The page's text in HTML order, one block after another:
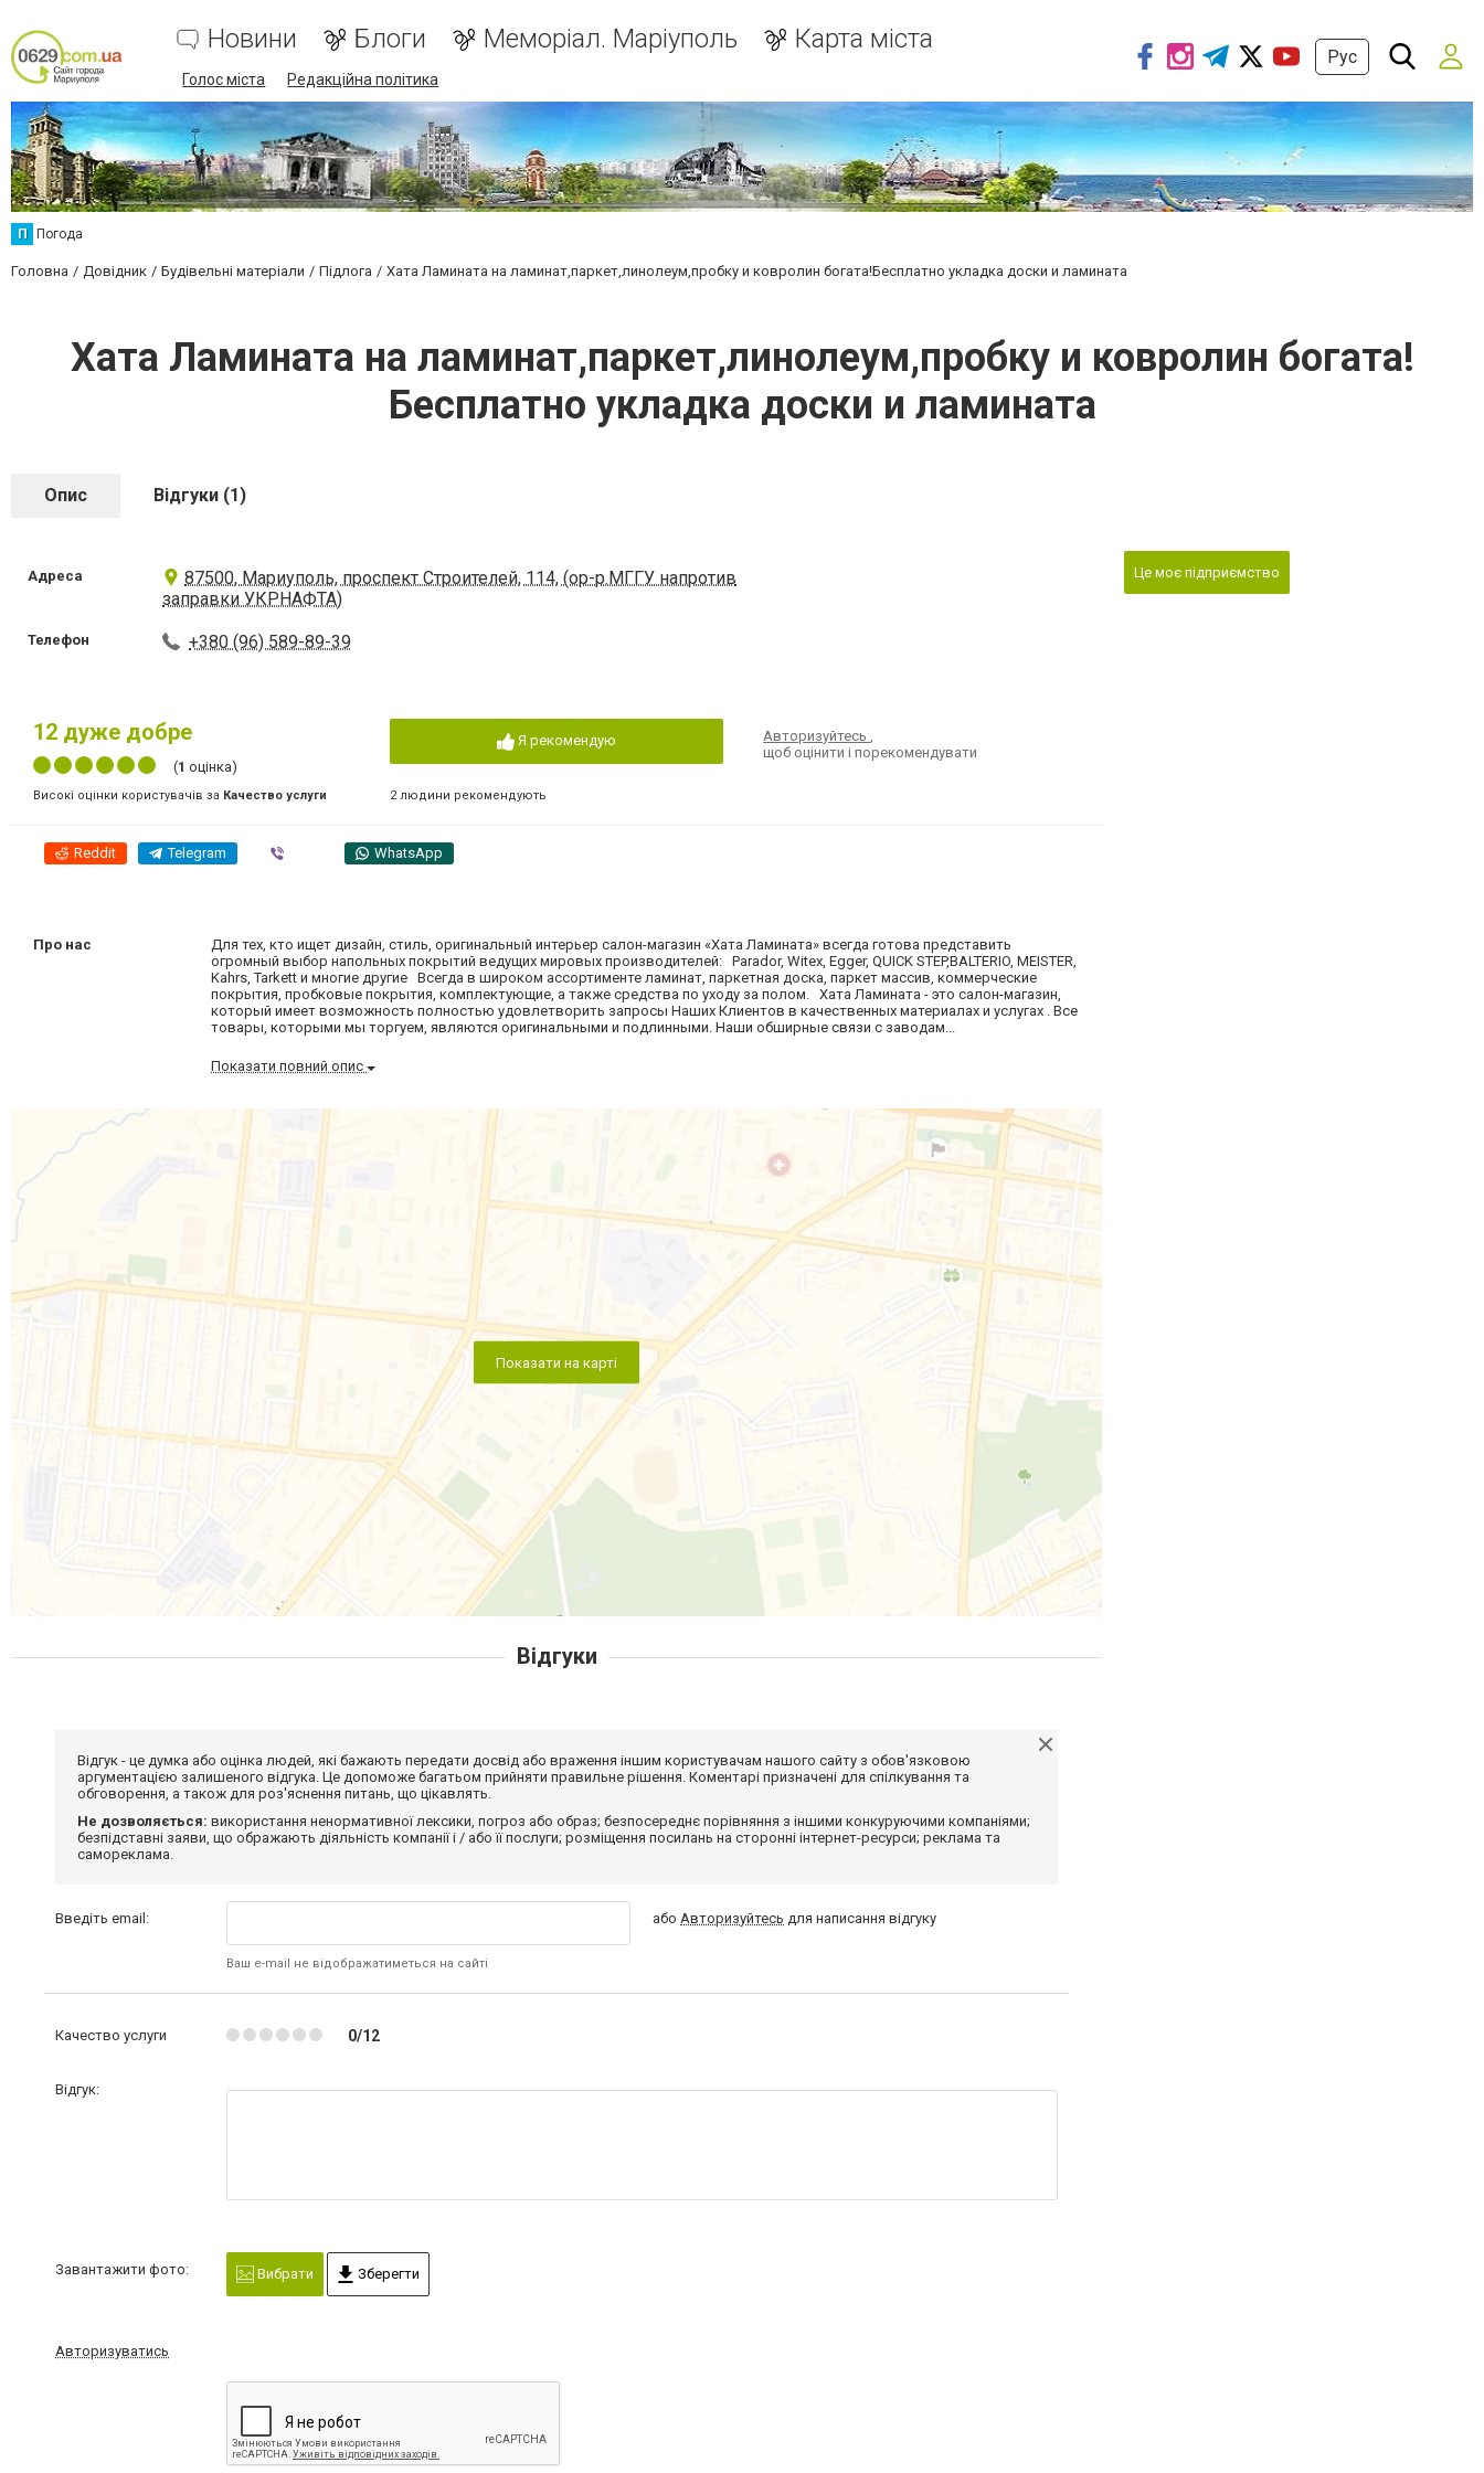
Новини Блоги Меморіал. Маріуполь Карта міста
Голос міста Редакційна політика
Рус
П Погода
Головна Довідник Будівельні матеріали Підлога Хата Ламината на ламинат,паркет,линолеум,пробку и ковролин богата!Бесплатно укладка доски и ламината
Хата Ламината на ламинат,паркет,линолеум,пробку и ковролин богата!
Бесплатно укладка доски и ламината
Опис Відгуки (1)
Адреса
87500, Мариуполь, проспект Строителей, 114, (ор-р.МГГУ напротив
заправки УКРНАФТА)
Телефон +380 (96) 589-89-39
12 дуже добре
(1 оцінка)
Високі оцінки користувачів за Качество услуги
Я рекомендую
2 людини рекомендують
Авторизуйтесь,
щоб оцінити і порекомендувати
Reddit Telegram WhatsApp
Про нас
Для тех, кто ищет дизайн, стиль, оригинальный интерьер салон-магазин «Хата Ламината» всегда готова представить
огромный выбор напольных покрытий ведущих мировых производителей: Parador, Witex, Egger, QUICK STEP,BALTERIO, MEISTER,
Kahrs, Tarkett и многие другие Всегда в широком ассортименте ламинат, паркетная доска, паркет массив, коммерческие
покрытия, пробковые покрытия, комплектующие, а также средства по уходу за полом. Хата Ламината - это салон-магазин,
который имеет возможность полностью удовлетворить запросы Наших Клиентов в качественных материалах и услугах . Все
товары, которыми мы торгуем, являются оригинальными и подлинными. Наши обширные связи с заводам...
Показати повний опис
Показати на карті
Це моє підприємство
Відгуки
Відгук - це думка або оцінка людей, які бажають передати досвід або враження іншим користувачам нашого сайту з обов'язковою
аргументацією залишеного відгука. Це допоможе багатьом прийняти правильне рішення. Коментарі призначені для спілкування та
обговорення, а також для роз'яснення питань, що цікавлять.
Не дозволяється: використання ненормативної лексики, погроз або образ; безпосереднє порівняння з іншими конкуруючими компаніями;
безпідставні заяви, що ображають діяльність компанії і / або її послуги; розміщення посилань на сторонні інтернет-ресурси; реклама та
самореклама.
Введіть email:
Ваш e-mail не відображатиметься на сайті
або Авторизуйтесь для написання відгуку
Качество услуги 0/12
Відгук:
Завантажити фото: Вибрати Зберегти
Авторизуватись